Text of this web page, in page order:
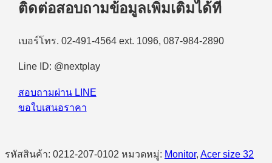
Gaming
31.5"
(VA,
Curved
#UM.JX0ST.001
ติดต่อสอบถามข้อมูลเพิ่มเติมได้ที่
เบอร์โทร. 02-491-4564 ext. 1096, 087-984-2890
Line ID: @nextplay
สอบถามผ่าน LINE
ขอใบเสนอราคา
รหัสสินค้า: 0212-207-0102 หมวดหมู่: Monitor, Acer size 32